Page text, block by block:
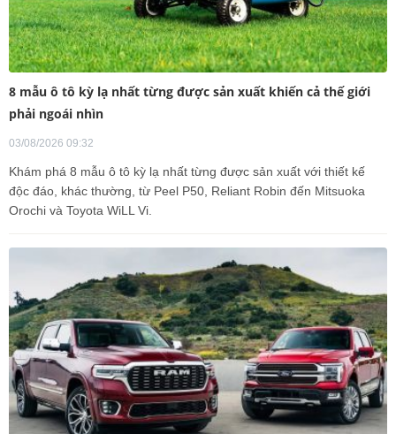
8 mẫu ô tô kỳ lạ nhất từng được sản xuất khiến cả thế giới
phải ngoái nhìn
03/08/2026 09:32
Khám phá 8 mẫu ô tô kỳ lạ nhất từng được sản xuất với thiết kế
độc đáo, khác thường, từ Peel P50, Reliant Robin đến Mitsuoka
Orochi và Toyota WiLL Vi.